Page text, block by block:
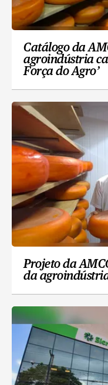
Catálogo da
agroindústria
Força do Agro’
Projeto da
da